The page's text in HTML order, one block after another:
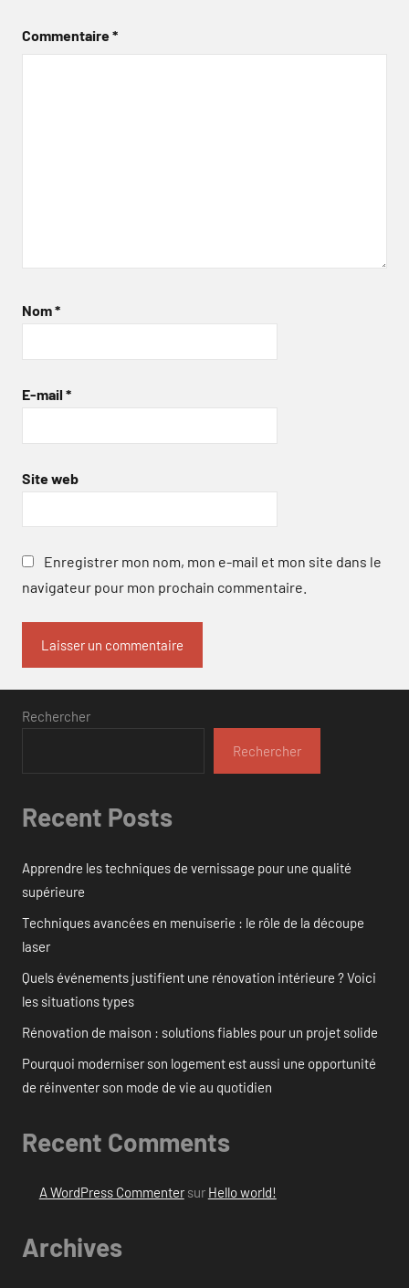
Commentaire*
Nom*
E-mail *
Site web
Enregistrer mon nom, mon e-mail et mon site dans le
navigateur pour mon prochain commentaire.
Rechercher
Rechercher
Recent Posts
Apprendre les techniques de vernissage pour une qualité
supérieure
Techniques avancées en menuiserie : le rôle de la découpe
laser
Quels événements justifient une rénovation intérieure ? Voici
les situations types
Rénovation de maison : solutions fiables pour un projet solide
Pourquoi moderniser son logement est aussi une opportunité
de réinventer son mode de vie au quotidien
Recent Comments
A WordPress Commentersur Hello world!
Archives